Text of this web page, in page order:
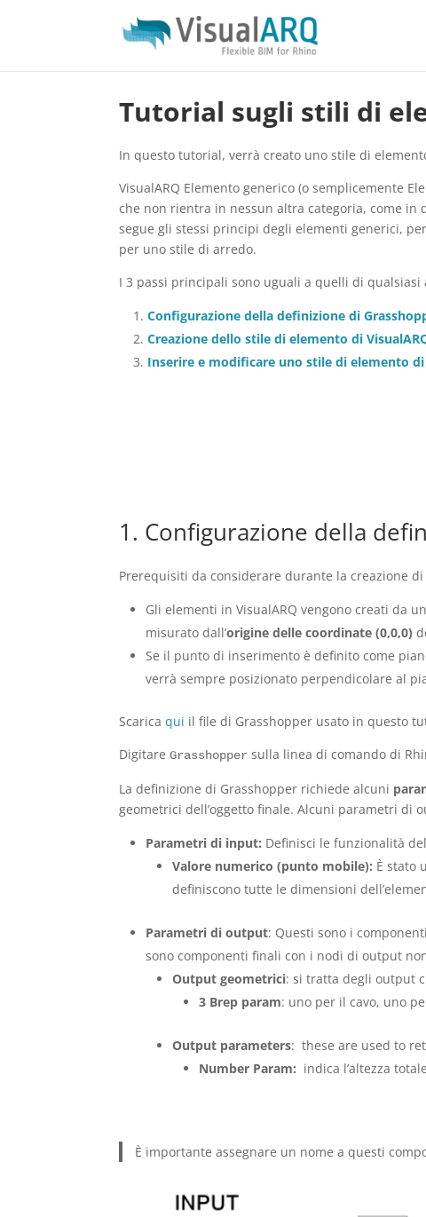
Tutorial sugli stili di
In questo tutorial, verrà creato uno stile di
VisualARQ Elemento generico (o semplicemente
che non rientra in nessun altra categoria, come in
segue gli stessi principi degli elementi generici,
per uno stile di arredo.
I 3 passi principali sono uguali a quelli di
Configurazione della definizione di
Creazione dello stile di elemento di
Inserire e modificare uno stile di elemento di
1. Configurazione della
Prerequisiti da considerare durante la creazione
Gli elementi in VisualARQ vengono creati da
misurato dall’origine delle coordinate (0,0,0)
Se il punto di inserimento è definito come
verrà sempre posizionato perpendicolare al
Scaricaqui il file di Grasshopper usato in questo
DigitareGrasshopper sulla linea di comando di
La definizione di Grasshopper richiede alcuni
geometrici dell’oggetto finale. Alcuni parametri di
Parametri di input: Definisci le funzionalità
Valore numerico (punto mobile): È stato
definiscono tutte le dimensioni
Parametri di output: Questi sono i
sono componenti finali con i nodi di output
Output geometrici: si tratta degli output
3 Brep param: uno per il cavo, uno
Output parameters: these are used to
Number Param: indica l’altezza
È importante assegnare un nome a questi